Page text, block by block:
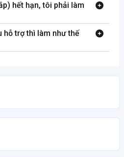
hết hạn, tôi phải làm
hỗ trợ thì làm như thế